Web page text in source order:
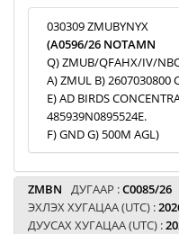
030309 ZMUBYNYX
(A0596/26 NOTAMN
Q) ZMUB/QFAHX/IV/
A) ZMUL B) 2607030800
E) AD BIRDS
485939N0895524E.
F) GND G) 500M AGL)
ZMBN ДУГААР :C0085/26
ЭХЛЭХ ХУГАЦАА (UTC) :
ДУУСАХ ХУГАЦАА (UTC) :